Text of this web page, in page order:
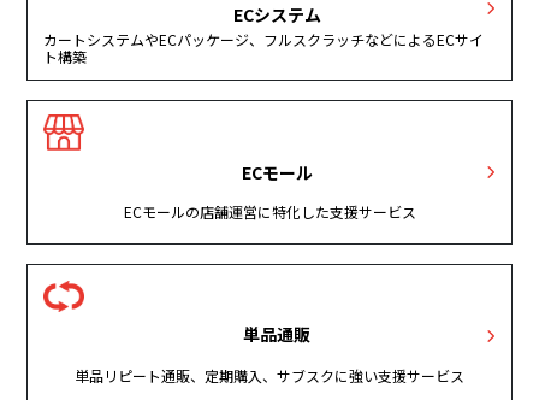
ECシステム
カートシステムやECパッケージ、フルスクラッチなどによるECサイ
ト構築
ECモール
ECモールの店舗運営に特化した支援サービス
単品通販
単品リピート通販、定期購入、サブスクに強い支援サービス